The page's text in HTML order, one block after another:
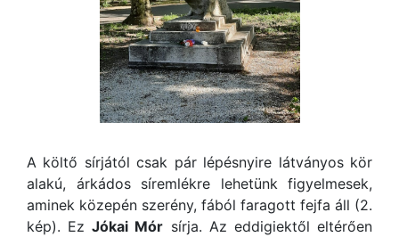
A költő sírjától csak pár lépésnyire látványos kör
alakú, árkádos síremlékre lehetünk figyelmesek,
aminek közepén szerény, fából faragott fejfa áll (2.
kép). EzJókai Mór sírja. Az eddigiektől eltérően